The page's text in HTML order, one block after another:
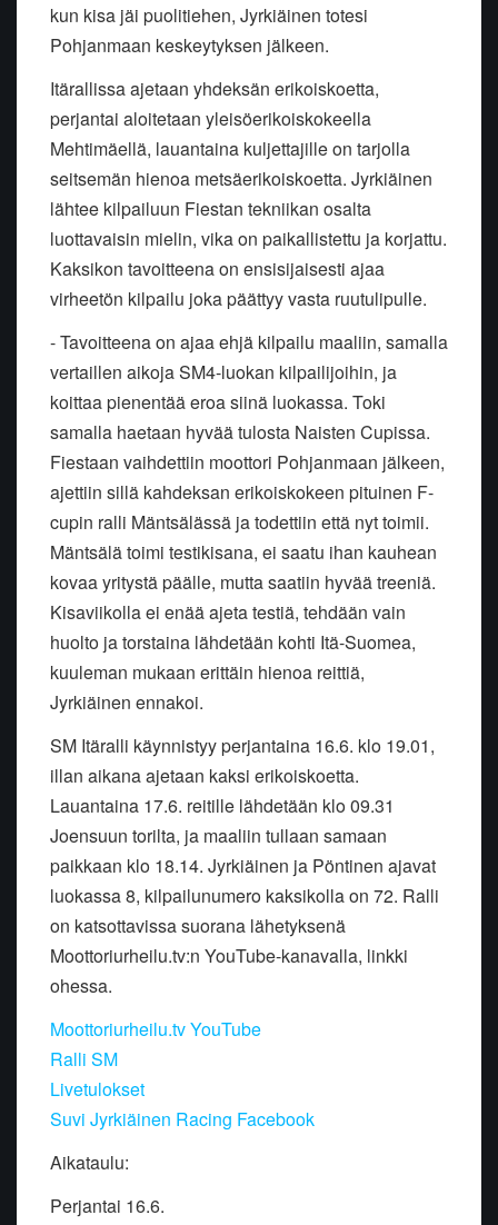
kun kisa jäi puolitiehen, Jyrkiäinen totesi
Pohjanmaan keskeytyksen jälkeen.
Itärallissa ajetaan yhdeksän erikoiskoetta,
perjantai aloitetaan yleisöerikoiskokeella
Mehtimäellä, lauantaina kuljettajille on tarjolla
seitsemän hienoa metsäerikoiskoetta. Jyrkiäinen
lähtee kilpailuun Fiestan tekniikan osalta
luottavaisin mielin, vika on paikallistettu ja korjattu.
Kaksikon tavoitteena on ensisijaisesti ajaa
virheetön kilpailu joka päättyy vasta ruutulipulle.
- Tavoitteena on ajaa ehjä kilpailu maaliin, samalla
vertaillen aikoja SM4-luokan kilpailijoihin, ja
koittaa pienentää eroa siinä luokassa. Toki
samalla haetaan hyvää tulosta Naisten Cupissa.
Fiestaan vaihdettiin moottori Pohjanmaan jälkeen,
ajettiin sillä kahdeksan erikoiskokeen pituinen F-
cupin ralli Mäntsälässä ja todettiin että nyt toimii.
Mäntsälä toimi testikisana, ei saatu ihan kauhean
kovaa yritystä päälle, mutta saatiin hyvää treeniä.
Kisaviikolla ei enää ajeta testiä, tehdään vain
huolto ja torstaina lähdetään kohti Itä-Suomea,
kuuleman mukaan erittäin hienoa reittiä,
Jyrkiäinen ennakoi.
SM Itäralli käynnistyy perjantaina 16.6. klo 19.01,
illan aikana ajetaan kaksi erikoiskoetta.
Lauantaina 17.6. reitille lähdetään klo 09.31
Joensuun torilta, ja maaliin tullaan samaan
paikkaan klo 18.14. Jyrkiäinen ja Pöntinen ajavat
luokassa 8, kilpailunumero kaksikolla on 72. Ralli
on katsottavissa suorana lähetyksenä
Moottoriurheilu.tv:n YouTube-kanavalla, linkki
ohessa.
Moottoriurheilu.tv YouTube
Ralli SM
Livetulokset
Suvi Jyrkiäinen Racing Facebook
Aikataulu:
Perjantai 16.6.